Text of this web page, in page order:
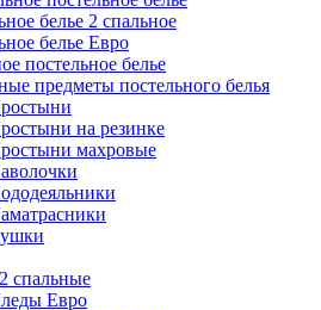
белье 2 спальное
белье Евро
постельное белье
предметы постельного белья
на резинке
махровые
спальные
Евро